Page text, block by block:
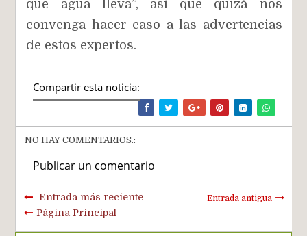
que agua lleva”, así que quizá nos
convenga hacer caso a las advertencias
de estos expertos.
Compartir esta noticia:
NO HAY COMENTARIOS.:
Publicar un comentario
Entrada más reciente Entrada antigua
Página Principal